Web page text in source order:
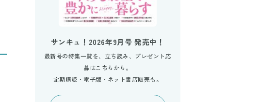
サンキュ！2026年9月号 発売中！
最新号の特集一覧を、立ち読み、プレゼント応
募はこちらから。
定期購読・電子版・ネット書店販売も。